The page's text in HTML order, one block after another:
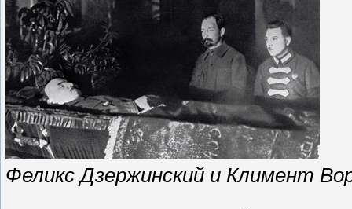
Феликс Дзержинский и Климент